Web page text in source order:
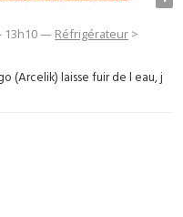
13h10 — Réfrigérateur >
(Arcelik) laisse fuir de l eau, j